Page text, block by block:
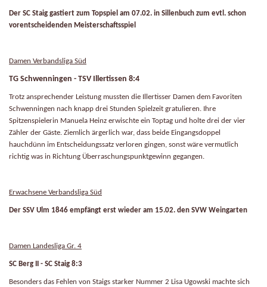
Der SC Staig gastiert zum Topspiel am 07.02. in Sillenbuch zum evtl. schon
vorentscheidenden Meisterschaftsspiel
Damen Verbandsliga Süd
TG Schwenningen - TSV Illertissen 8:4
Trotz ansprechender Leistung mussten die Illertisser Damen dem Favoriten
Schwenningen nach knapp drei Stunden Spielzeit gratulieren. Ihre
Spitzenspielerin Manuela Heinz erwischte ein Toptag und holte drei der vier
Zähler der Gäste. Ziemlich ärgerlich war, dass beide Eingangsdoppel
hauchdünn im Entscheidungssatz verloren gingen, sonst wäre vermutlich
richtig was in Richtung Überraschungspunktgewinn gegangen.
Erwachsene Verbandsliga Süd
Der SSV Ulm 1846 empfängt erst wieder am 15.02. den SVW Weingarten
Damen Landesliga Gr. 4
SC Berg II - SC Staig 8:3
Besonders das Fehlen von Staigs starker Nummer 2 Lisa Ugowski machte sich